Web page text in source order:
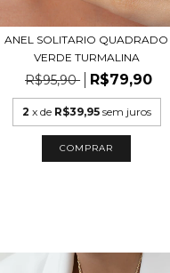
ANEL SOLITARIO QUADRADO
VERDE TURMALINA
R$95,90 R$79,90
2 x de R$39,95 sem juros
COMPRAR